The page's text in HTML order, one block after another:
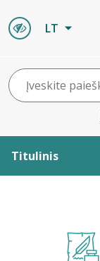
LT
Titulinis